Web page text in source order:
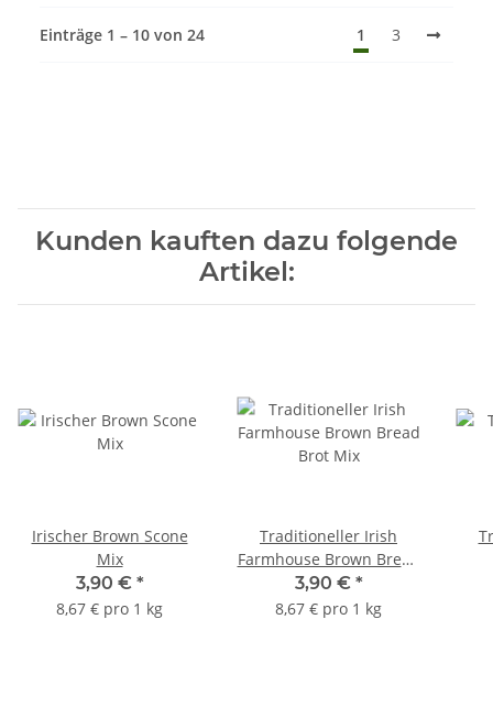
Einträge 1 – 10 von 24 1 3
Kunden kauften dazu folgende
Artikel:
Irischer Brown Scone
Mix
3,90 € *
8,67 € pro 1 kg
Traditioneller Irish
Farmhouse Brown Bread
Brot Mix
3,90 € *
8,67 € pro 1 kg